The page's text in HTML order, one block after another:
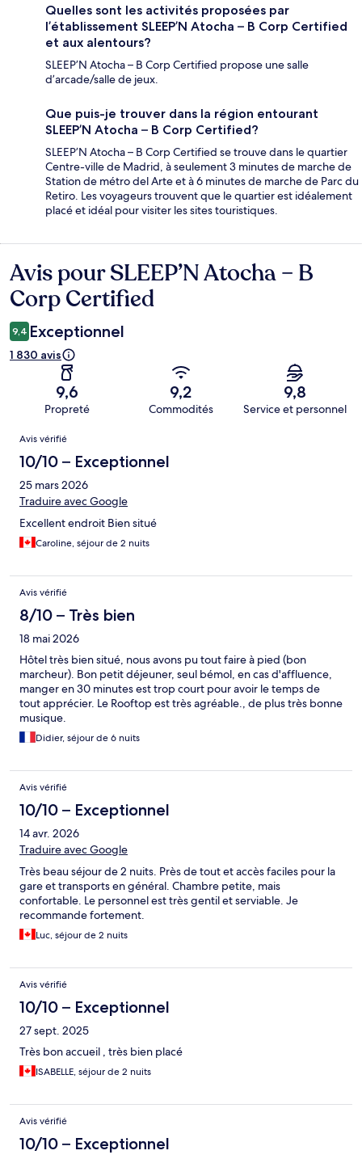
Quelles sont les activités proposées par
l’établissement SLEEP’N Atocha – B Corp Certified
et aux alentours?
SLEEP’N Atocha – B Corp Certified propose une salle
d’arcade/salle de jeux.
Que puis-je trouver dans la région entourant
SLEEP’N Atocha – B Corp Certified?
SLEEP’N Atocha – B Corp Certified se trouve dans le quartier
Centre-ville de Madrid, à seulement 3 minutes de marche de
Station de métro del Arte et à 6 minutes de marche de Parc du
Retiro. Les voyageurs trouvent que le quartier est idéalement
placé et idéal pour visiter les sites touristiques.
Avis
Avis pour SLEEP’N Atocha – B
Corp Certified
9,4 Exceptionnel
1 830 avis
9,6
Propreté
9,2
Commodités
9,8
Service et personnel
Avis
Avis vérifié
10/10 – Exceptionnel
25 mars 2026
Traduire avec Google
Excellent endroit Bien situé
Caroline, séjour de 2 nuits
Avis vérifié
8/10 – Très bien
18 mai 2026
Hôtel très bien situé, nous avons pu tout faire à pied (bon
marcheur). Bon petit déjeuner, seul bémol, en cas d'affluence,
manger en 30 minutes est trop court pour avoir le temps de
tout apprécier. Le Rooftop est très agréable., de plus très bonne
musique.
Didier, séjour de 6 nuits
Avis vérifié
10/10 – Exceptionnel
14 avr. 2026
Traduire avec Google
Très beau séjour de 2 nuits. Près de tout et accès faciles pour la
gare et transports en général. Chambre petite, mais
confortable. Le personnel est très gentil et serviable. Je
recommande fortement.
Luc, séjour de 2 nuits
Avis vérifié
10/10 – Exceptionnel
27 sept. 2025
Très bon accueil , très bien placé
ISABELLE, séjour de 2 nuits
Avis vérifié
10/10 – Exceptionnel